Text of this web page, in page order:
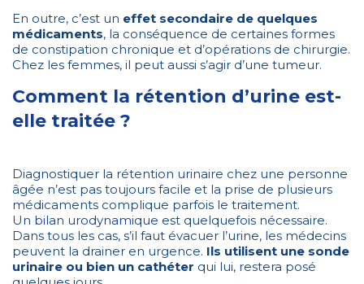
En outre, c’est un effet secondaire de quelques
médicaments, la conséquence de certaines formes
de constipation chronique et d’opérations de chirurgie.
Chez les femmes, il peut aussi s’agir d’une tumeur.
Comment la rétention d’urine est-
elle traitée ?
Diagnostiquer la rétention urinaire chez une personne
âgée n’est pas toujours facile et la prise de plusieurs
médicaments complique parfois le traitement.
Un bilan urodynamique est quelquefois nécessaire.
Dans tous les cas, s’il faut évacuer l’urine, les médecins
peuvent la drainer en urgence. Ils utilisent une sonde
urinaire ou bien un cathéter qui lui, restera posé